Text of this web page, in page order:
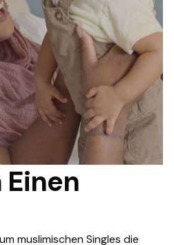
muslimischen Singles die